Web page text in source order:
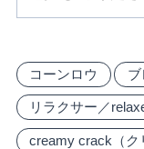
コーンロウ
リラクサー／
creamy crack（ク